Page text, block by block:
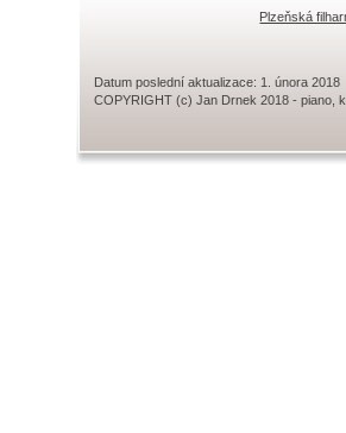
Plzeňská
Datum poslední aktualizace: 1. února 2018
COPYRIGHT (c) Jan Drnek 2018 - piano,